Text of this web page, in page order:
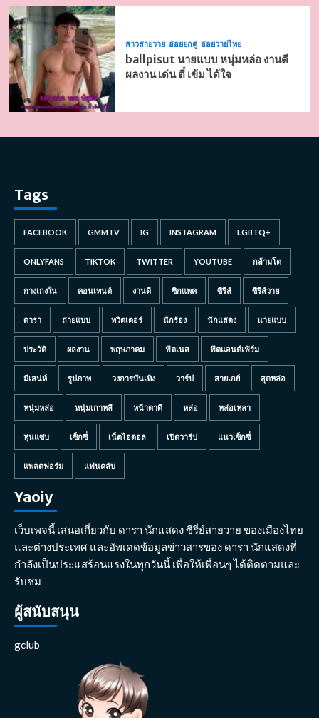
สาวสายวาย อ่อยยกคู่ อ่อยวายไทย
ballpisut นายแบบ หนุ่มหล่อ งานดี
ผลงาน เด่น ตี๋ เข้ม ได้ใจ
Tags
FACEBOOK GMMTV IG INSTAGRAM LGBTQ+
ONLYFANS TIKTOK TWITTER YOUTUBE กล้ามโต
กางเกงใน คอนเทนต์ งานดี ซิกแพค ซีรีส์ ซีรีส์วาย
ดารา ถ่ายแบบ ทวิตเตอร์ นักร้อง นักแสดง นายแบบ
ประวัติ ผลงาน พฤษภาคม ฟิตเนส ฟิตแอนด์เฟิร์ม
มีเสน่ห์ รูปภาพ วงการบันเทิง วาร์ป สายเกย์ สุดหล่อ
หนุ่มหล่อ หนุ่มเกาหลี หน้าตาดี หล่อ หล่อเหลา
หุ่นแซ่บ เซ็กซี่ เน็ตไอดอล เปิดวาร์ป แนวเซ็กซี่
แพลตฟอร์ม แฟนคลับ
Yaoiy
เว็บเพจนี้ เสนอเกี่ยวกับ ดารา นักแสดง ซีรี่ย์สายวาย ของเมืองไทย
และต่างประเทศ และอัพเดดข้อมูลข่าวสารของ ดารา นักแสดงที่
กำลังเป็นประแสร้อนแรงในทุกวันนี้ เพื่อให้เพื่อนๆ ได้ติดตามและ
รับชม
ผู้สนับสนุน
gclub